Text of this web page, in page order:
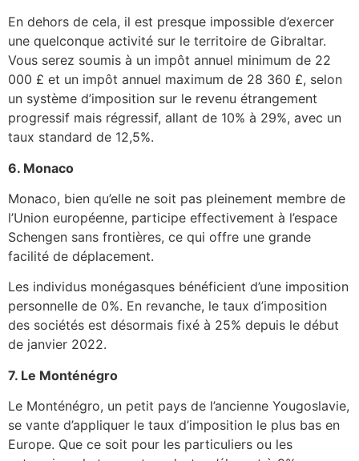
En dehors de cela, il est presque impossible d’exercer
une quelconque activité sur le territoire de Gibraltar.
Vous serez soumis à un impôt annuel minimum de 22
000 £ et un impôt annuel maximum de 28 360 £, selon
un système d’imposition sur le revenu étrangement
progressif mais régressif, allant de 10% à 29%, avec un
taux standard de 12,5%.
6. Monaco
Monaco, bien qu’elle ne soit pas pleinement membre de
l’Union européenne, participe effectivement à l’espace
Schengen sans frontières, ce qui offre une grande
facilité de déplacement.
Les individus monégasques bénéficient d’une imposition
personnelle de 0%. En revanche, le taux d’imposition
des sociétés est désormais fixé à 25% depuis le début
de janvier 2022.
7. Le Monténégro
Le Monténégro, un petit pays de l’ancienne Yougoslavie,
se vante d’appliquer le taux d’imposition le plus bas en
Europe. Que ce soit pour les particuliers ou les